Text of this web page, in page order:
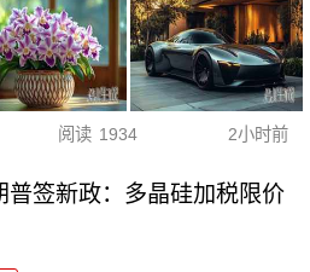
阅读 1934 2小时前
普签新政：多晶硅加税限价